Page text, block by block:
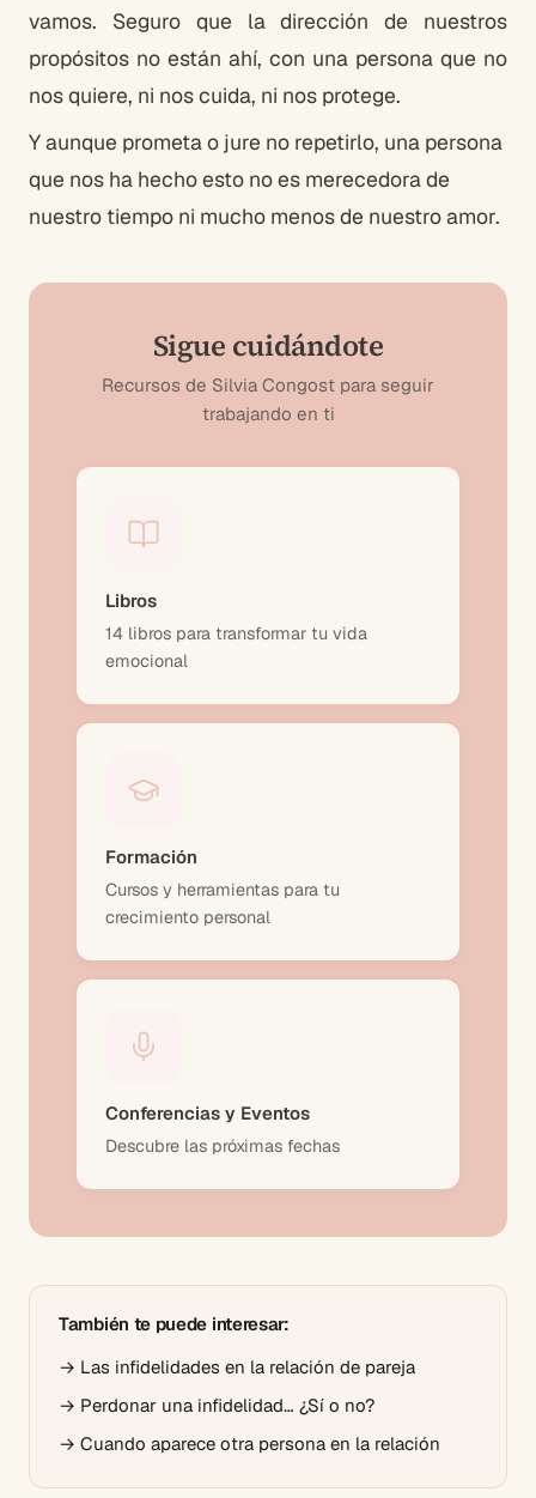
vamos. Seguro que la dirección de nuestros
propósitos no están ahí, con una persona que no
nos quiere, ni nos cuida, ni nos protege.
Y aunque prometa o jure no repetirlo, una persona
que nos ha hecho esto no es merecedora de
nuestro tiempo ni mucho menos de nuestro amor.
Sigue cuidándote
Recursos de Silvia Congost para seguir
trabajando en ti
Libros
14 libros para transformar tu vida
emocional
Formación
Cursos y herramientas para tu
crecimiento personal
Conferencias y Eventos
Descubre las próximas fechas
También te puede interesar:
→ Las infidelidades en la relación de pareja
→ Perdonar una infidelidad… ¿Sí o no?
→ Cuando aparece otra persona en la relación